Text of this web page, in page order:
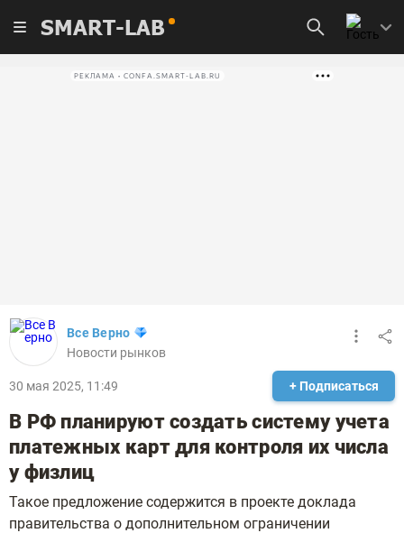
SMART-LAB
РЕКЛАМА • CONFA.SMART-LAB.RU
Все Верно
Новости рынков
30 мая 2025, 11:49 + Подписаться
В РФ планируют создать систему учета
платежных карт для контроля их числа
у физлиц
Такое предложение содержится в проекте доклада
правительства о дополнительном ограничении